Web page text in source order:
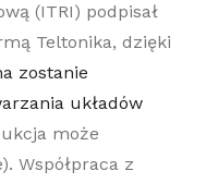
(ITRI) podpisał
Teltonika, dzięki
zostanie
układów
może
Współpraca z